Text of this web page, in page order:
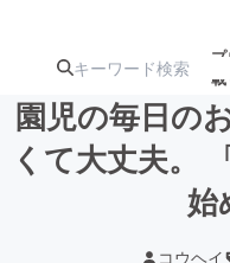
注目
園児の毎日の
くて大丈夫。
始
コウヘイ